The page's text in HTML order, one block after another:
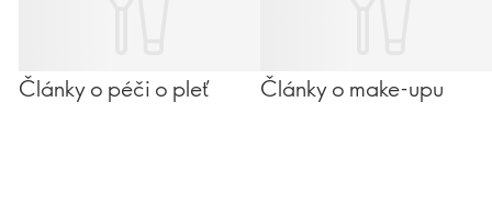
Články o péči o pleť Články o make-upu